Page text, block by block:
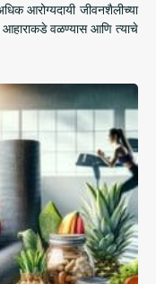
आरोग्यदायी जीवनशैलीच्या
आहाराकडे वळण्यास आणि त्याचे